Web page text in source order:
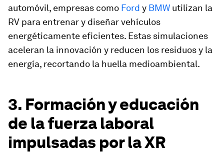
automóvil, empresas como Ford y BMW utilizan la
RV para entrenar y diseñar vehículos
energéticamente eficientes. Estas simulaciones
aceleran la innovación y reducen los residuos y la
energía, recortando la huella medioambiental.
3. Formación y educación
de la fuerza laboral
impulsadas por la XR